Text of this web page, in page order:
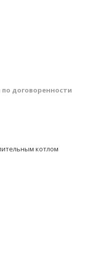
по договоренности
котлом